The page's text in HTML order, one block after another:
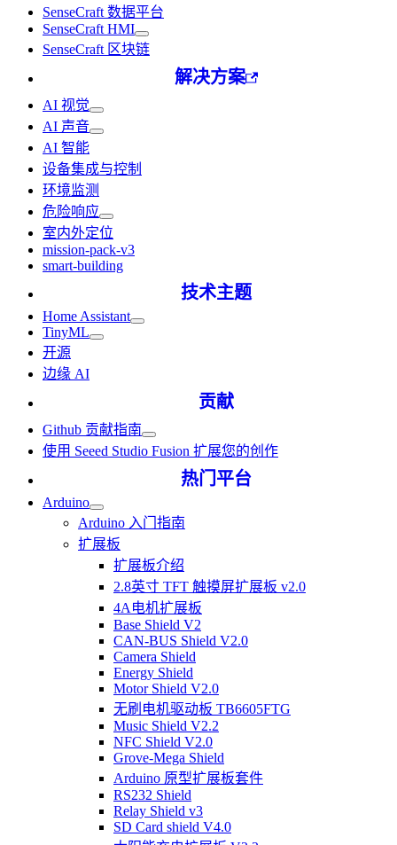
SenseCraft 数据平台
SenseCraft HMI
SenseCraft 区块链
解决方案
AI 视觉
AI 声音
AI 智能
设备集成与控制
环境监测
危险响应
室内外定位
mission-pack-v3
smart-building
技术主题
Home Assistant
TinyML
开源
边缘 AI
贡献
Github 贡献指南
使用 Seeed Studio Fusion 扩展您的创作
热门平台
Arduino
Arduino 入门指南
扩展板
扩展板介绍
2.8英寸 TFT 触摸屏扩展板 v2.0
4A电机扩展板
Base Shield V2
CAN-BUS Shield V2.0
Camera Shield
Energy Shield
Motor Shield V2.0
无刷电机驱动板 TB6605FTG
Music Shield V2.2
NFC Shield V2.0
Grove-Mega Shield
Arduino 原型扩展板套件
RS232 Shield
Relay Shield v3
SD Card shield V4.0